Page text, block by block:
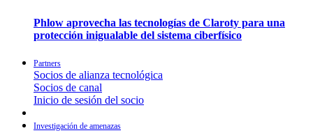
Phlow aprovecha las tecnologías de Claroty para una
protección inigualable del sistema ciberfísico
Partners
Socios de alianza tecnológica
Socios de canal
Inicio de sesión del socio
Investigación de amenazas